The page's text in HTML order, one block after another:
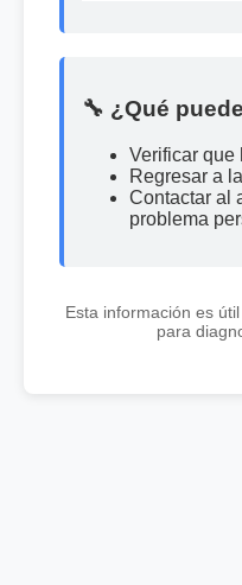
🔧 ¿Qué
Verificar que
Regresar a la
Contactar al
problema
Esta información es
para